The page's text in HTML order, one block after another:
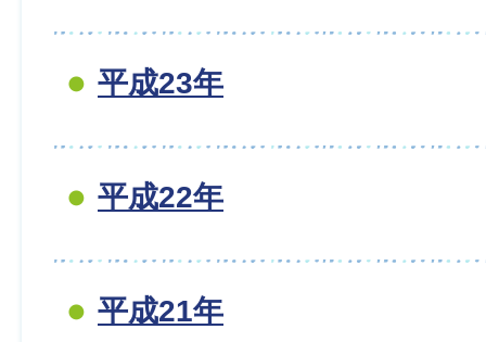
平成23年
平成22年
平成21年